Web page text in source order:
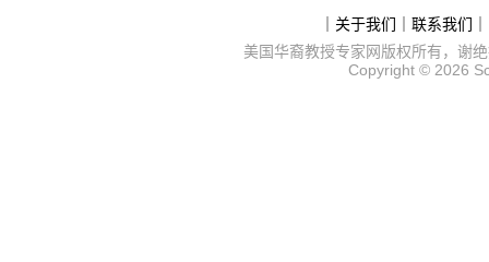
关于我们 联系我们
美国华裔教授专家网版权所有，谢
Copyright © 2026